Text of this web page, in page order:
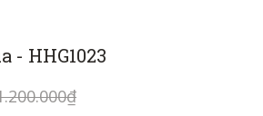
- HHG1023